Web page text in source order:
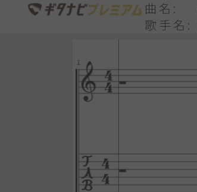
曲名
歌手名